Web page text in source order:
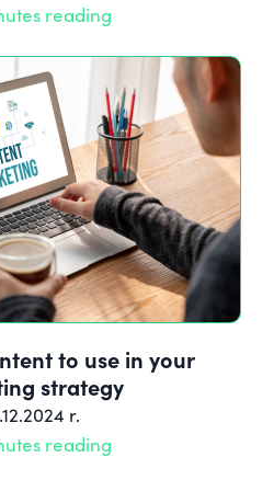
reading
to use in your
strategy
r.
reading